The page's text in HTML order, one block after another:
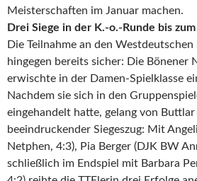
Meisterschaften im Januar machen.
Drei Siege in der K.-o.-Runde bis zum
Die Teilnahme an den
hingegen bereits sicher: Die Bönener
erwischte in der Damen-Spielklasse
Nachdem sie sich in den
eingehandelt hatte, gelang von
beeindruckender Siegeszug: Mit
Netphen, 4:3), Pia Berger (DJK BW
schließlich im Endspiel mit Barbara